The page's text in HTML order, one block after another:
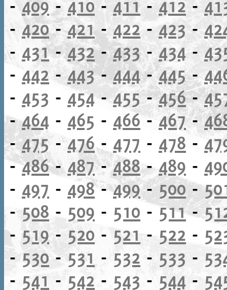
-409 -410 - 411 - 412 -
- 420-421-422 - 423 -
- 431-432-433- 434-
- 442 -443- 444-445-
- 453 - 454-455-456-
-464 - 465 - 466- 467-
-475-476- 477 - 478 -
-486-487-488-489 -
- 497 - 498-499-500-
-508 - 509 - 510 -511-
- 519 -520 - 521- 522 -
- 530-531 - 532 - 533 -
- 541 - 542 - 543 - 544 -